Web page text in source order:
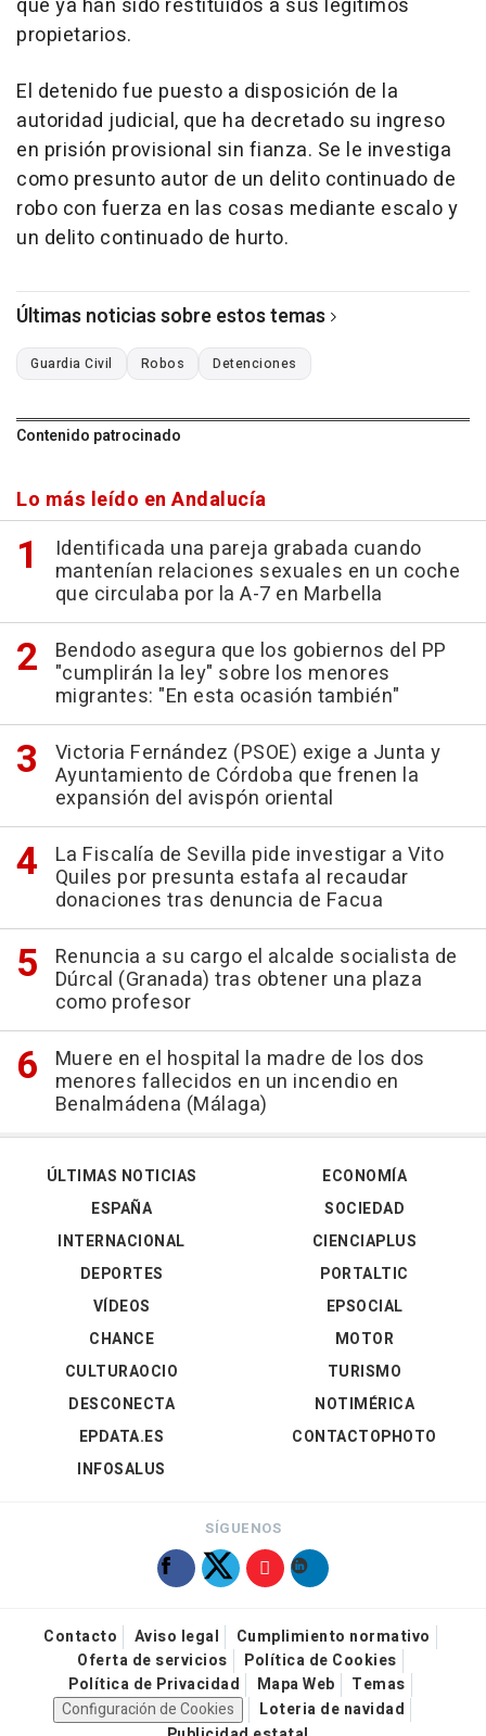
propietarios.
El detenido fue puesto a disposición de la
autoridad judicial, que ha decretado su ingreso
en prisión provisional sin fianza. Se le investiga
como presunto autor de un delito continuado de
robo con fuerza en las cosas mediante escalo y
un delito continuado de hurto.
Últimas noticias sobre estos temas
Guardia Civil Robos Detenciones
Contenido patrocinado
Lo más leído en Andalucía
Identificada una pareja grabada cuando
mantenían relaciones sexuales en un coche
que circulaba por la A-7 en Marbella
Bendodo asegura que los gobiernos del PP
"cumplirán la ley" sobre los menores
migrantes: "En esta ocasión también"
Victoria Fernández (PSOE) exige a Junta y
Ayuntamiento de Córdoba que frenen la
expansión del avispón oriental
La Fiscalía de Sevilla pide investigar a Vito
Quiles por presunta estafa al recaudar
donaciones tras denuncia de Facua
Renuncia a su cargo el alcalde socialista de
Dúrcal (Granada) tras obtener una plaza
como profesor
Muere en el hospital la madre de los dos
menores fallecidos en un incendio en
Benalmádena (Málaga)
ÚLTIMAS NOTICIAS
ESPAÑA
INTERNACIONAL
DEPORTES
VÍDEOS
ECONOMÍA
SOCIEDAD
CIENCIAPLUS
PORTALTIC
EPSOCIAL
CHANCE
CULTURAOCIO
DESCONECTA
EPDATA.ES
INFOSALUS
MOTOR
TURISMO
NOTIMÉRICA
CONTACTOPHOTO
SÍGUENOS
Contacto Aviso legal
Cumplimiento normativo
Oferta de servicios
Política de Cookies
Política de Privacidad
Mapa Web
Temas
Configuración de Cookies
Loteria de navidad